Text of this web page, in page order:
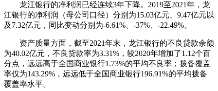
龙江银行的净利润已经连续3年下降。2019至2021年，龙
江银行的净利润（母公司口径）分别为15.03亿元、9.47亿元以
及7.32亿元，同比变动分别为-6.61%、-37%、-22.49%。
资产质量方面，截至2021年末，龙江银行的不良贷款余额
为40.02亿元，不良贷款率为3.31%，较2020年增加了1.12个百
分点，远远高于全国商业银行1.73%的平均不良率；拨备覆盖
率仅为143.29%，远远低于全国商业银行196.91%的平均拨备
覆盖率水平。